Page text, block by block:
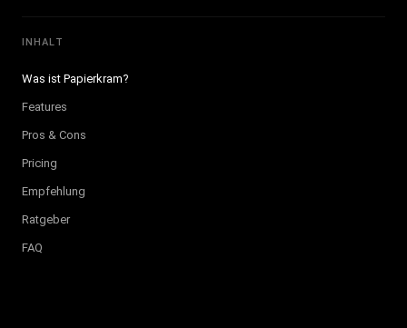
INHALT
Was ist Papierkram?
Features
Pros & Cons
Pricing
Empfehlung
Ratgeber
FAQ